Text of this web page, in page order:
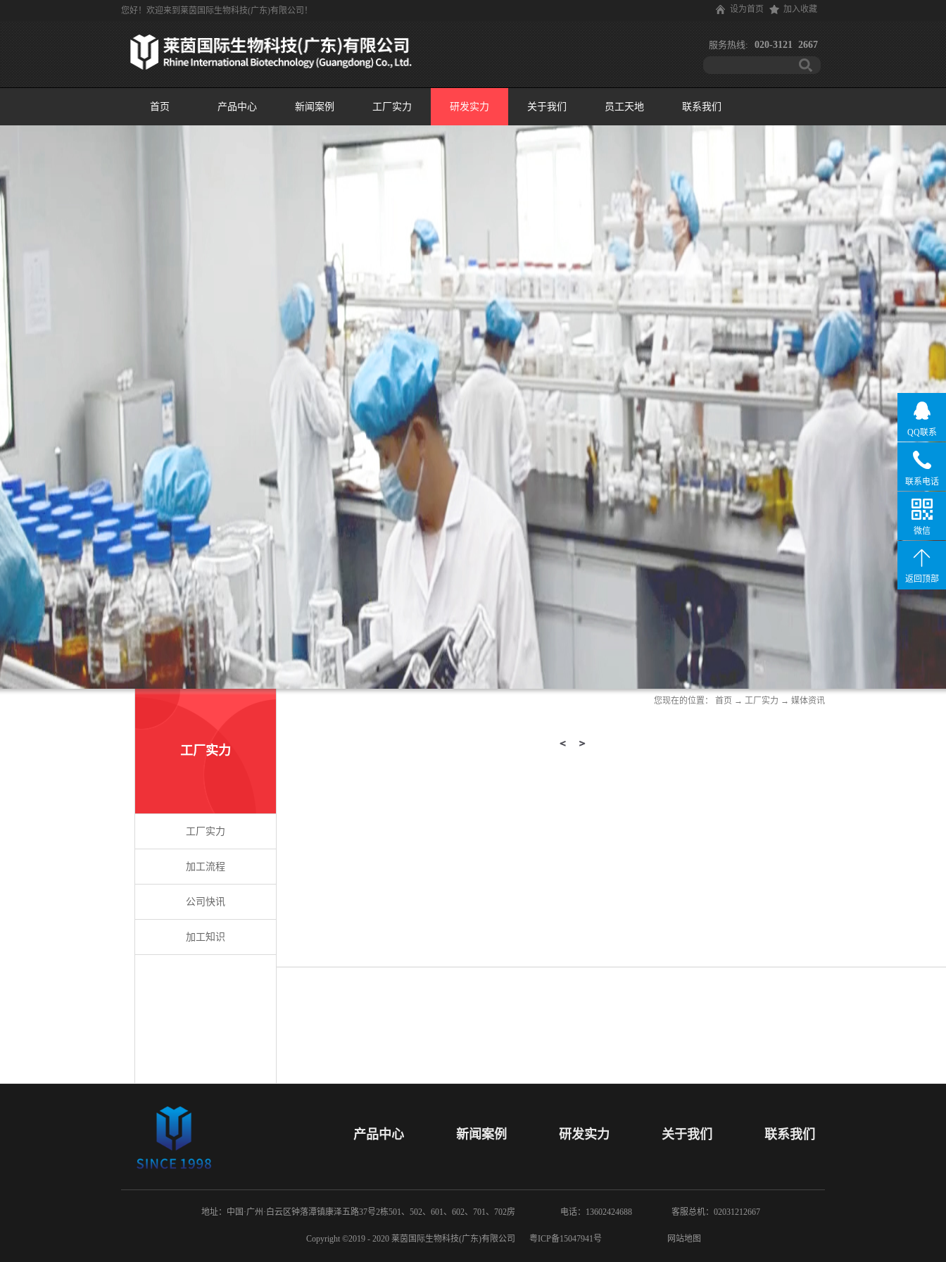
您好！欢迎来到莱茵国际生物科技(广东)有限公司！ 设为首页 加入收藏
服务热线: 020-3121 2667
首页 产品中心 新闻案例 工厂实力 研发实力 关于我们 员工天地 联系我们
工厂实力
工厂实力
加工流程
公司快讯
加工知识
您现在的位置： 首页 → 工厂实力 → 媒体资讯
客服总机：02031212667
产品中心 新闻案例 研发实力 关于我们 联系我们
Copyright ©2019 - 2020 莱茵国际生物科技(广东)有限公司 粤ICP备15047941号 网站地图
地址：中国·广州·白云区钟落潭镇康泽五路37号2栋501、502、601、602、701、702房 电话：13602424688
QQ联系
联系电话
微信
返回顶部